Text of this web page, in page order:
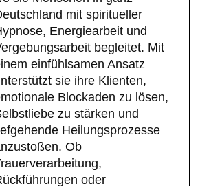
mit spiritueller
Energiearbeit und
begleitet. Mit
einfühlsamen Ansatz
sie ihre Klienten,
Blockaden zu lösen,
zu stärken und
Heilungsprozesse
Ob
oder